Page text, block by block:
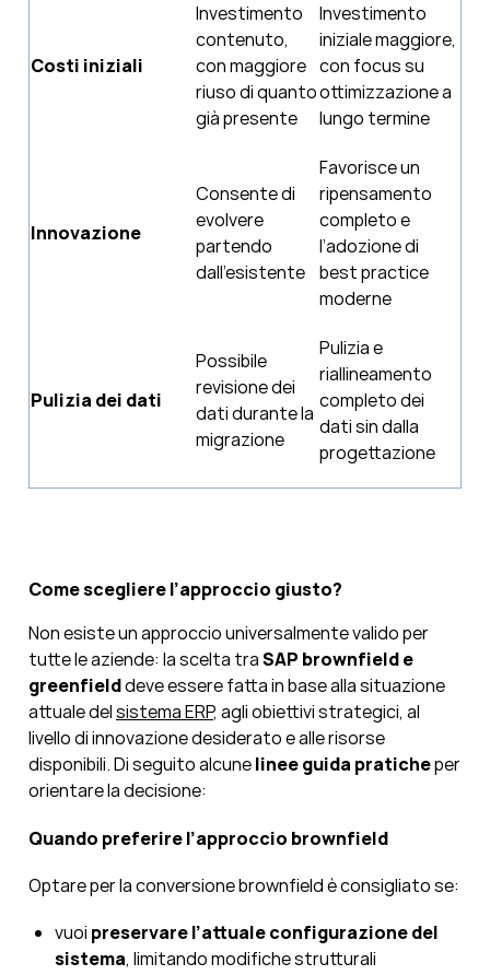
Costi iniziali
Investimento
contenuto,
con maggiore
riuso di quanto
già presente
Investimento
iniziale maggiore,
con focus su
ottimizzazione a
lungo termine
Innovazione
Consente di
evolvere
partendo
dall’esistente
Favorisce un
ripensamento
completo e
l’adozione di
best practice
moderne
Pulizia dei dati
Possibile
revisione dei
dati durante la
migrazione
Pulizia e
riallineamento
completo dei
dati sin dalla
progettazione
Come scegliere l’approccio giusto?
Non esiste un approccio universalmente valido per
tutte le aziende: la scelta traSAP brownfield e
greenfielddeve essere fatta in base alla situazione
attuale delsistema ERP, agli obiettivi strategici, al
livello di innovazione desiderato e alle risorse
disponibili. Di seguito alcunelinee guida praticheper
orientare la decisione:
Quando preferire l’approccio brownfield
Optare per la conversione brownfield è consigliato se:
vuoi preservare l’attuale configurazione del
sistema, limitando modifiche strutturali